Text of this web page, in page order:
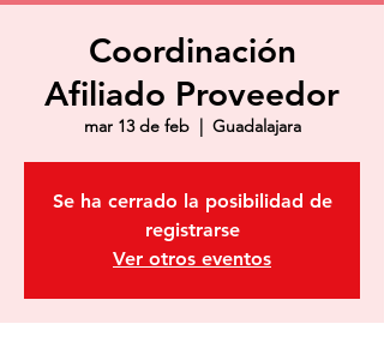
Coordinación
Afiliado Proveedor
mar 13 de feb
  |
Guadalajara
Se ha cerrado la posibilidad de
registrarse
Ver otros eventos